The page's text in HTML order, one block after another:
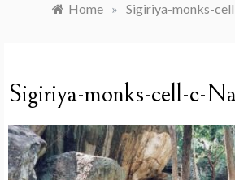
Home » Sigiriya-monks-
Sigiriya-monks-cell-c-